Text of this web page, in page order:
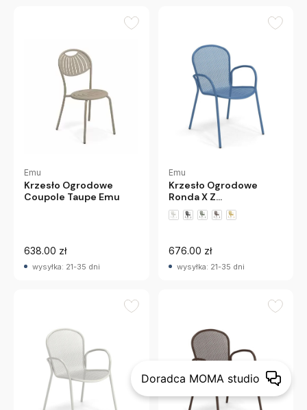
Emu
Krzesło Ogrodowe
Coupole Taupe Emu
638.00 zł
wysyłka: 21-35 dni
Emu
Krzesło Ogrodowe
Ronda X Z
Podłokietnikiem
Niebieskie Emu
676.00 zł
wysyłka: 21-35 dni
Doradca MOMA studio